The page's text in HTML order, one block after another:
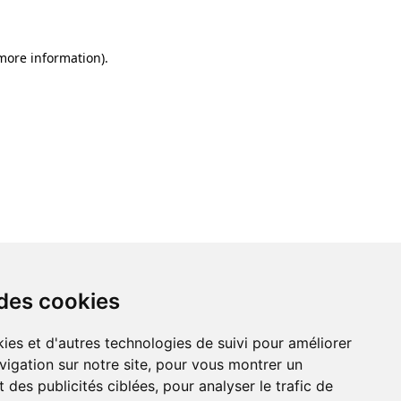
cookies
et d'autres technologies de suivi pour améliorer
sur notre site, pour vous montrer un
des publicités ciblées, pour analyser le trafic de
information).